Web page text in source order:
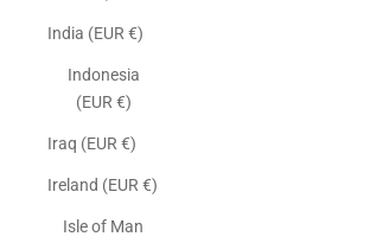
India (EUR €)
Indonesia
(EUR €)
Iraq (EUR €)
Ireland (EUR €)
Isle of Man